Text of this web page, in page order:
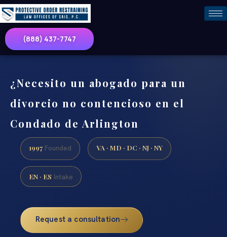
(888) 437-7747
¿Necesito un abogado para un
divorcio no contencioso en el
Condado de Arlington
1997 Founded VA · MD · DC · NJ · NY
EN · ES Intake
Request a consultation